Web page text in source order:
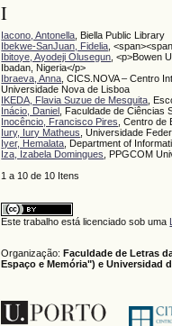
I
Iacono, Antonella , Biella Public Library
Ibekwe-SanJuan, Fidelia ,
Ibitoye, Ayodeji Olusegun , <p>Bowen
Ibadan, Nigeria</p>
Ibraeva, Anna , CICS.NOVA – Centro
Universidade Nova de Lisboa
IKEDA, Flavia Suzue de Mesquita ,
Inácio, Daniel
, Faculdade de
Inocêncio, Francisco Pires , Centro
Iury, Iury Matheus , Universidade
Iyer, Hemalata , Department of
Iza, Izabela Domingues
, PPGCOM
1 a 10 de 10 Itens
Este trabalho está licenciado sob uma
Organização: Faculdade de Letras
Espaço e Memória") e Universidad